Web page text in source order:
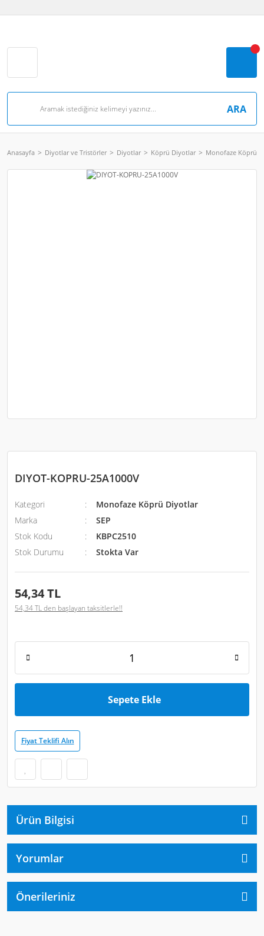
ARA
Anasayfa Diyotlar ve Tristörler Diyotlar Köprü Diyotlar Monofaze Köprü
DIYOT-KOPRU-25A1000V
Kategori
Monofaze Köprü Diyotlar
Marka
SEP
Stok Kodu
KBPC2510
Stok Durumu
Stokta Var
54,34 TL
54,34 TL den başlayan taksitlerle!!
Sepete Ekle
Fiyat Teklifi Alın
Ürün Bilgisi
Yorumlar
Önerileriniz